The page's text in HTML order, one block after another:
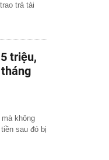
trả tài
triệu,
không
sau đó bị